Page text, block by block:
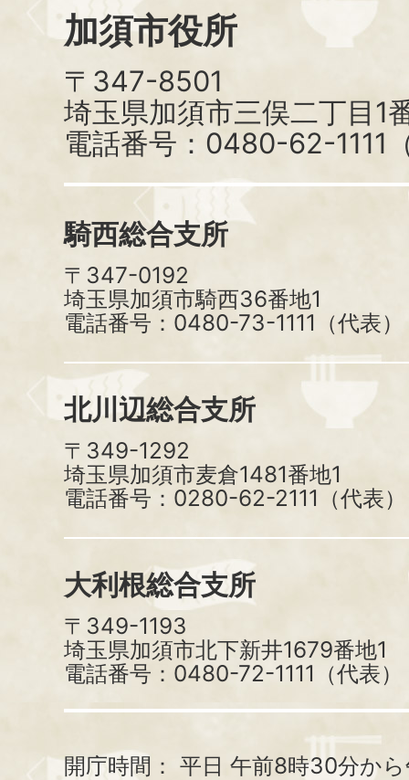
加須市役所
〒347-8501
埼玉県加須市三俣二丁目1
電話番号：0480-62-1111
騎西総合支所
〒347-0192
埼玉県加須市騎西36番地1
電話番号：0480-73-1111（代表）
北川辺総合支所
〒349-1292
埼玉県加須市麦倉1481番地1
電話番号：0280-62-2111（代表）
大利根総合支所
〒349-1193
埼玉県加須市北下新井1679番地1
電話番号：0480-72-1111（代表）
開庁時間： 平日 午前8時30分か